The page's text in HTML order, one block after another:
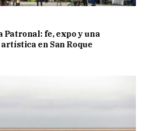
Patronal: fe, expo y una
en San Roque